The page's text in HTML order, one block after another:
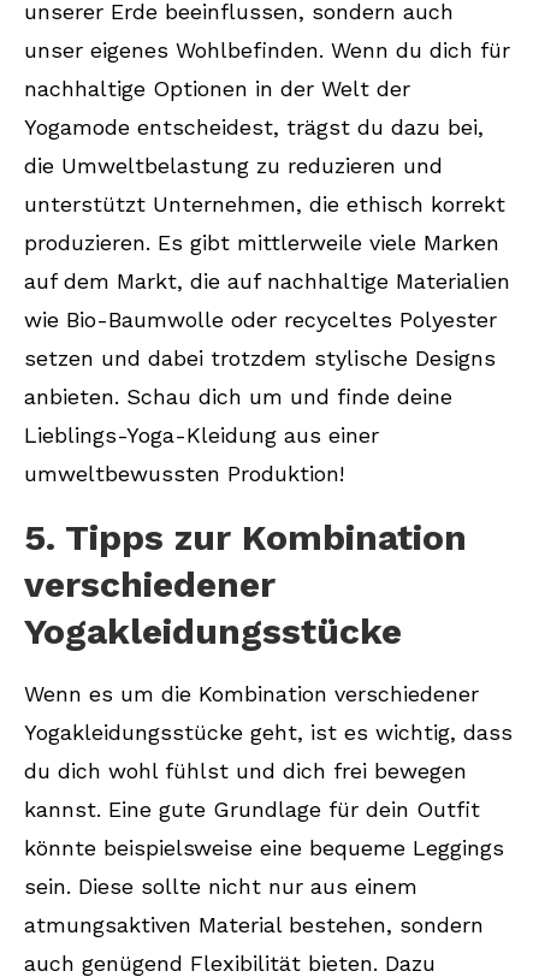
unserer Erde beeinflussen, sondern auch
unser eigenes Wohlbefinden. Wenn du dich für
nachhaltige Optionen in der Welt der
Yogamode entscheidest, trägst du dazu bei,
die Umweltbelastung zu reduzieren und
unterstützt Unternehmen, die ethisch korrekt
produzieren. Es gibt mittlerweile viele Marken
auf dem Markt, die auf nachhaltige Materialien
wie Bio-Baumwolle oder recyceltes Polyester
setzen und dabei trotzdem stylische Designs
anbieten. Schau dich um und finde deine
Lieblings-Yoga-Kleidung aus einer
umweltbewussten Produktion!
5. Tipps zur Kombination
verschiedener
Yogakleidungsstücke
Wenn es um die Kombination verschiedener
Yogakleidungsstücke geht, ist es wichtig, dass
du dich wohl fühlst und dich frei bewegen
kannst. Eine gute Grundlage für dein Outfit
könnte beispielsweise eine bequeme Leggings
sein. Diese sollte nicht nur aus einem
atmungsaktiven Material bestehen, sondern
auch genügend Flexibilität bieten. Dazu